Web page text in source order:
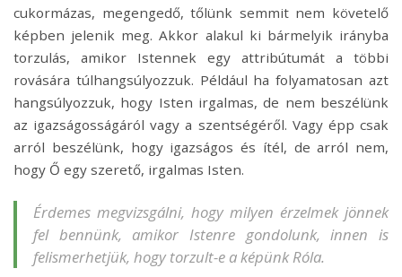
cukormázas, megengedő, tőlünk semmit nem követelő
képben jelenik meg. Akkor alakul ki bármelyik irányba
torzulás, amikor Istennek egy attribútumát a többi
rovására túlhangsúlyozzuk. Például ha folyamatosan azt
hangsúlyozzuk, hogy Isten irgalmas, de nem beszélünk
az igazságosságáról vagy a szentségéről. Vagy épp csak
arról beszélünk, hogy igazságos és ítél, de arról nem,
hogy Ő egy szerető, irgalmas Isten.
Érdemes megvizsgálni, hogy milyen érzelmek jönnek
fel bennünk, amikor Istenre gondolunk, innen is
felismerhetjük, hogy torzult-e a képünk Róla.